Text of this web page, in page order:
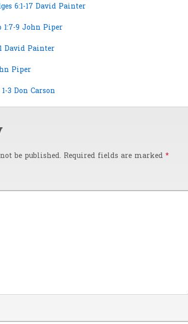
6:1-17 David Painter
1:7-9 John Piper
David Painter
Piper
3 Don Carson
be published. Required fields are marked *